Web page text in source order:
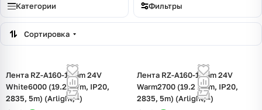
Категории Фильтры
Сортировка
Лента RZ-A160-15mm 24V
White6000 (19.2 W/m, IP20,
2835, 5m) (Arlight, -)
Лента RZ-A160-15mm 24V
Warm2700 (19.2 W/m, IP20,
2835, 5m) (Arlight, -)